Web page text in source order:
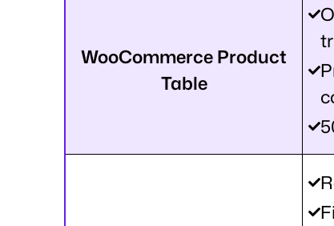
WooCommerce Product
Table